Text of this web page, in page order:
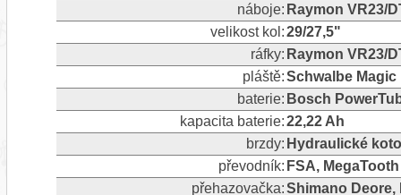
náboje: Raymon VR23/
velikost kol:29/27,5"
ráfky: Raymon VR23/
pláště:Schwalbe Magic
baterie: Bosch
kapacita baterie:22,22 Ah
brzdy: Hydraulické
převodník: FSA,
přehazovačka:Shimano Deore,